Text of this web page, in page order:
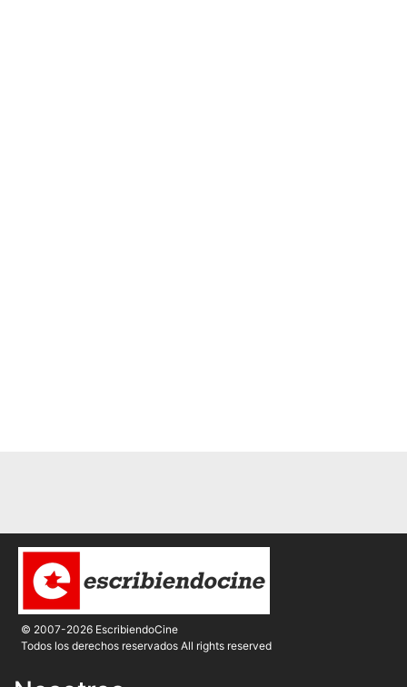
© 2007-2026 EscribiendoCine
Todos los derechos reservados All rights reserved